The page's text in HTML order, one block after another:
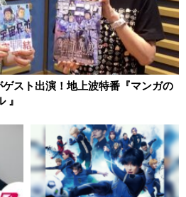
ゲスト出演！地上波特番『マンガの
』